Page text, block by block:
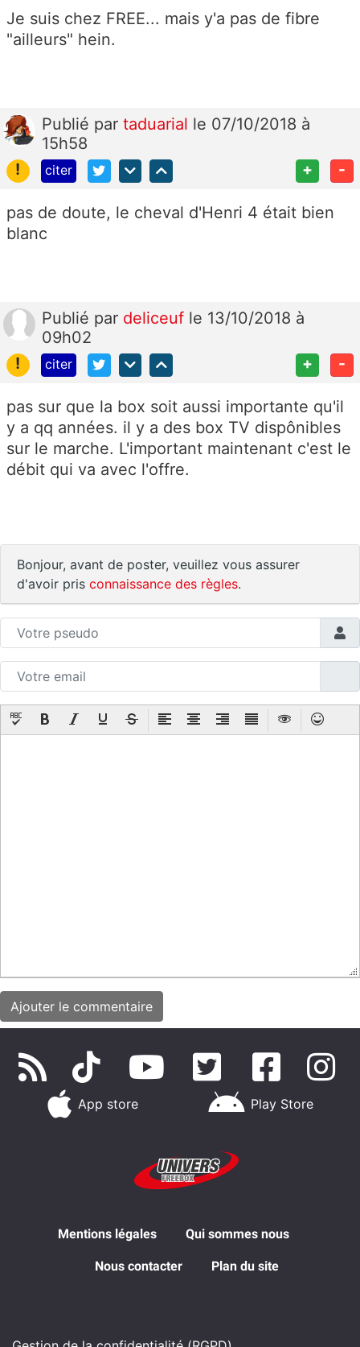
Je suis chez FREE... mais y'a pas de fibre
"ailleurs" hein.
Publié par taduarial le 07/10/2018 à
15h58
!
citer + -
pas de doute, le cheval d'Henri 4 était bien
blanc
Publié par deliceuf le 13/10/2018 à
09h02
!
citer + -
pas sur que la box soit aussi importante qu'il
y a qq années. il y a des box TV dispônibles
sur le marche. L'important maintenant c'est le
débit qui va avec l'offre.
Bonjour, avant de poster, veuillez vous assurer
d'avoir pris connaissance des règles.
App store Play Store
Mentions légales Qui sommes nous
Nous contacter Plan du site